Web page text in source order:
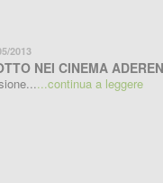
2013
NEI CINEMA
...continua a leggere